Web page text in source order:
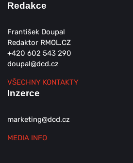
Redakce
František Doupal
Redaktor RMOL.CZ
+420 602 543 290
doupal@dcd.cz
VŠECHNY KONTAKTY
Inzerce
marketing@dcd.cz
MEDIA INFO